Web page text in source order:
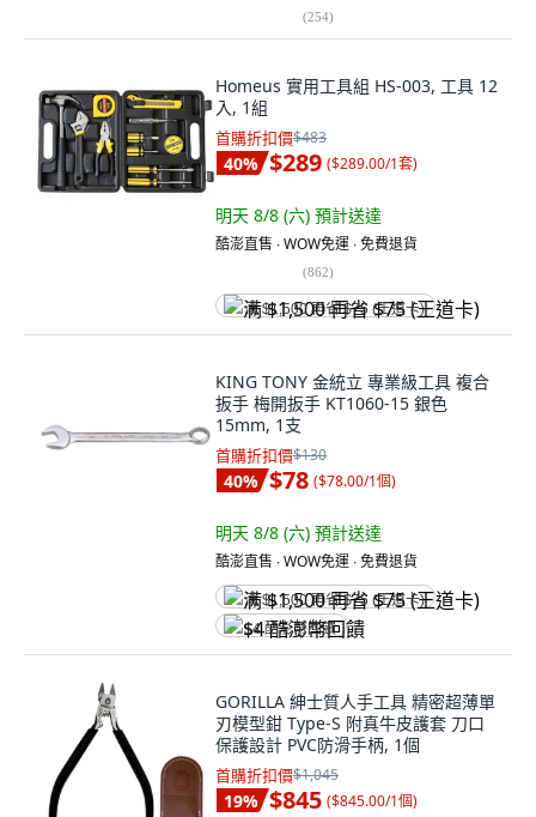
(254)
Homeus 實用工具組 HS-003, 工具 12
入, 1組
首購折扣價$483
40% $289 ($289.00/1套)
明天 8/8 (六) 預計送達
酷澎直售 ∙ WOW免運 ∙ 免費退貨
(862)
满 $1,500 再省 $75 (王道卡)
KING TONY 金統立 專業級工具 複合
扳手 梅開扳手 KT1060-15 銀色
15mm, 1支
首購折扣價$130
40% $78 ($78.00/1個)
明天 8/8 (六) 預計送達
酷澎直售 ∙ WOW免運 ∙ 免費退貨
满 $1,500 再省 $75 (王道卡)
$4 酷澎幣回饋
GORILLA 紳士質人手工具 精密超薄單
刃模型鉗 Type-S 附真牛皮護套 刀口
保護設計 PVC防滑手柄, 1個
首購折扣價$1,045
19% $845 ($845.00/1個)